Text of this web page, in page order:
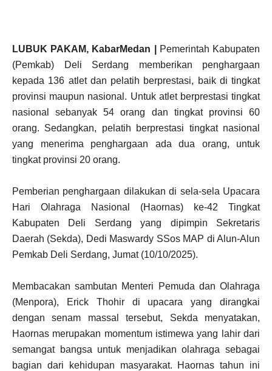
LUBUK PAKAM, KabarMedan |
Pemerintah Kabupaten
(Pemkab) Deli Serdang memberikan penghargaan
kepada 136 atlet dan pelatih berprestasi, baik di tingkat
provinsi maupun nasional. Untuk atlet berprestasi tingkat
nasional sebanyak 54 orang dan tingkat provinsi 60
orang. Sedangkan, pelatih berprestasi tingkat nasional
yang menerima penghargaan ada dua orang, untuk
tingkat provinsi 20 orang.
Pemberian penghargaan dilakukan di sela-sela Upacara
Hari Olahraga Nasional (Haornas) ke-42 Tingkat
Kabupaten Deli Serdang yang dipimpin Sekretaris
Daerah (Sekda), Dedi Maswardy SSos MAP di Alun-Alun
Pemkab Deli Serdang, Jumat (10/10/2025).
Membacakan sambutan Menteri Pemuda dan Olahraga
(Menpora), Erick Thohir di upacara yang dirangkai
dengan senam massal tersebut, Sekda menyatakan,
Haornas merupakan momentum istimewa yang lahir dari
semangat bangsa untuk menjadikan olahraga sebagai
bagian dari kehidupan masyarakat. Haornas tahun ini